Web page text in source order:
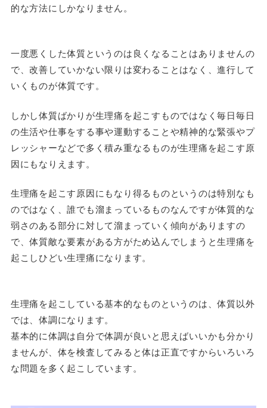
的な方法にしかなりません。
一度悪くした体質というのは良くなることはありませんの
で、改善していかない限りは変わることはなく、進行して
いくものが体質です。
しかし体質ばかりが生理痛を起こすものではなく毎日毎日
の生活や仕事をする事や運動することや精神的な緊張やプ
レッシャーなどで多く積み重なるものが生理痛を起こす原
因にもなりえます。
生理痛を起こす原因にもなり得るものというのは特別なも
のではなく、誰でも溜まっているものなんですが体質的な
弱さのある部分に対して溜まっていく傾向がありますの
で、体質敵な要素がある方がため込んでしまうと生理痛を
起こしひどい生理痛になります。
生理痛を起こしている基本的なものというのは、体質以外
では、体調になります。
基本的に体調は自分で体調が良いと思えばいいかも分かり
ませんが、体を検査してみると体は正直ですからいろいろ
な問題を多く起こしています。